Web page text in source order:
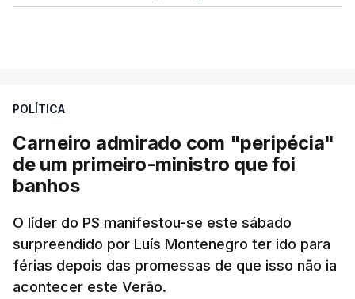
POLÍTICA
Carneiro admirado com "peripécia"
de um primeiro-ministro que foi
banhos
O líder do PS manifestou-se este sábado
surpreendido por Luís Montenegro ter ido para
férias depois das promessas de que isso não ia
acontecer este Verão.